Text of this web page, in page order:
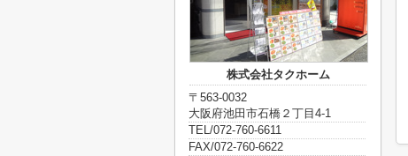
株式会社タクホーム
〒563-0032
大阪府池田市石橋２丁目4-1
TEL/072-760-6611
FAX/072-760-6622